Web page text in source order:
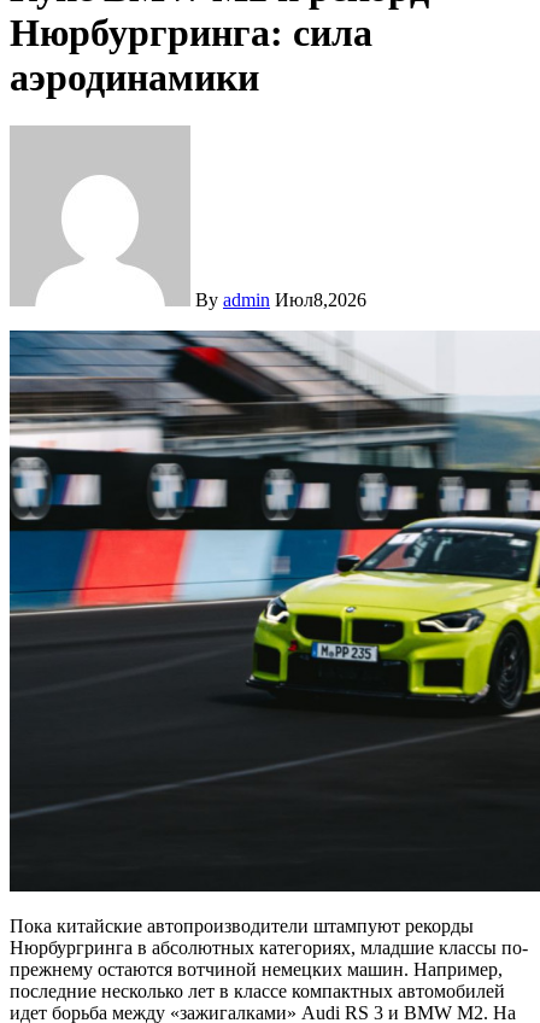
Нюрбургринга: сила
аэродинамики
By admin Июл8,2026
Пока китайские автопроизводители штампуют рекорды
Нюрбургринга в абсолютных категориях, младшие классы по-
прежнему остаются вотчиной немецких машин. Например,
последние несколько лет в классе компактных автомобилей
идет борьба между «зажигалками» Audi RS 3 и BMW M2. На